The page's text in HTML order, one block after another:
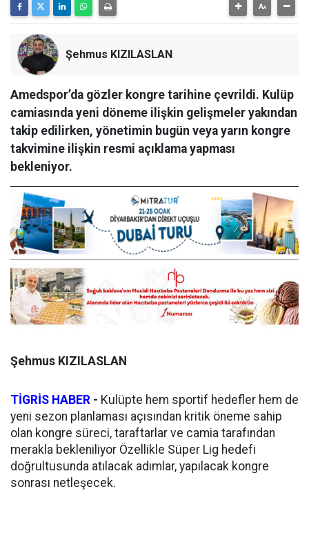
Şehmus KIZILASLAN
Amedspor’da gözler kongre tarihine çevrildi. Kulüp
camiasında yeni döneme ilişkin gelişmeler yakından
takip edilirken, yönetimin bugün veya yarın kongre
takvimine ilişkin resmi açıklama yapması
bekleniyor.
Şehmus KIZILASLAN
TİGRİS HABER - Kulüpte hem sportif hedefler hem de
yeni sezon planlaması açısından kritik öneme sahip
olan kongre süreci, taraftarlar ve camia tarafından
merakla bekleniliyor Özellikle Süper Lig hedefi
doğrultusunda atılacak adımlar, yapılacak kongre
sonrası netleşecek.